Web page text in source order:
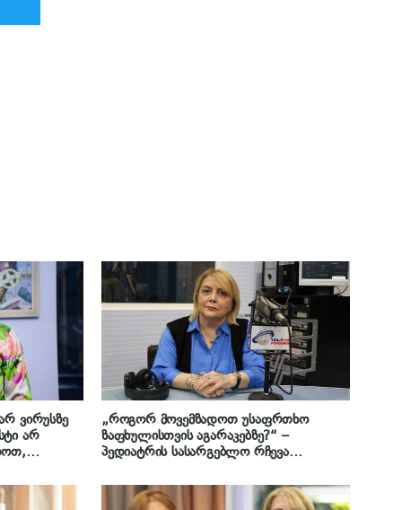
ვირუსზე
არ
ინგა
„როგორ მოვემზადოთ უსაფრთხო
ზაფხულისთვის აგარაკებზე?“ –
პედიატრის სასარგებლო რჩევა